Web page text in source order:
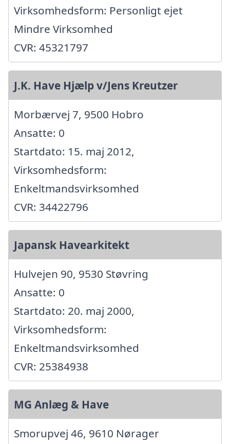
Virksomhedsform: Personligt ejet
Mindre Virksomhed
CVR: 45321797
J.K. Have Hjælp v/Jens Kreutzer
Morbærvej 7, 9500 Hobro
Ansatte: 0
Startdato: 15. maj 2012,
Virksomhedsform:
Enkeltmandsvirksomhed
CVR: 34422796
Japansk Havearkitekt
Hulvejen 90, 9530 Støvring
Ansatte: 0
Startdato: 20. maj 2000,
Virksomhedsform:
Enkeltmandsvirksomhed
CVR: 25384938
MG Anlæg & Have
Smorupvej 46, 9610 Nørager